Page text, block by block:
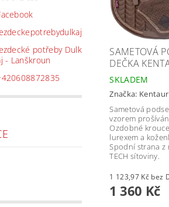
potřeby Dulk
- Lanškroun
SAMETOVÁ
DEČKA
SKLADEM
Značka: Kentaur
Sametová
vzorem
Ozdobné
lurexem a
Spodní strana z
TECH sítoviny.
1 123,97 Kč
1 360 Kč